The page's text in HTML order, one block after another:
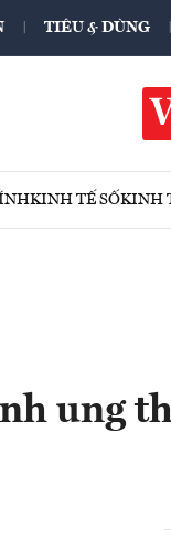
TIÊU & DÙNG
KINH TẾ SỐKINH
ung